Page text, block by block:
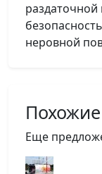
раздаточной
неровной
Еще